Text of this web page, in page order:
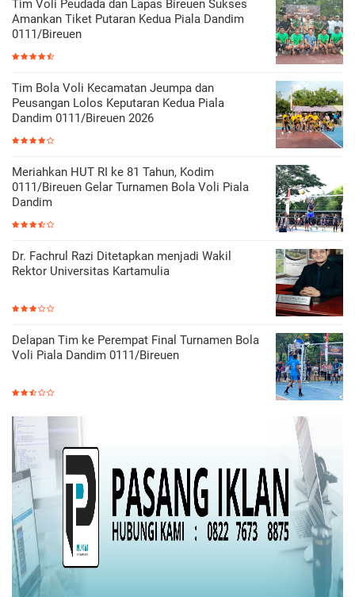
Tim Voli Peudada dan Lapas Bireuen Sukses
Amankan Tiket Putaran Kedua Piala Dandim
0111/Bireuen
Tim Bola Voli Kecamatan Jeumpa dan
Peusangan Lolos Keputaran Kedua Piala
Dandim 0111/Bireuen 2026
Meriahkan HUT RI ke 81 Tahun, Kodim
0111/Bireuen Gelar Turnamen Bola Voli Piala
Dandim
Dr. Fachrul Razi Ditetapkan menjadi Wakil
Rektor Universitas Kartamulia
Delapan Tim ke Perempat Final Turnamen Bola
Voli Piala Dandim 0111/Bireuen